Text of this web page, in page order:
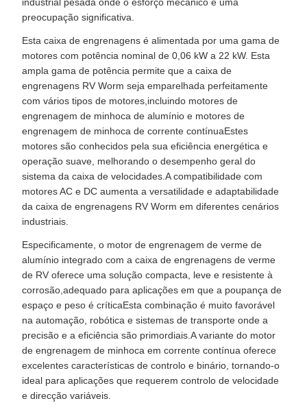
preocupação significativa.
Esta caixa de engrenagens é alimentada por uma gama de
motores com potência nominal de 0,06 kW a 22 kW. Esta
ampla gama de potência permite que a caixa de
engrenagens RV Worm seja emparelhada perfeitamente
com vários tipos de motores,incluindo motores de
engrenagem de minhoca de alumínio e motores de
engrenagem de minhoca de corrente contínuaEstes
motores são conhecidos pela sua eficiência energética e
operação suave, melhorando o desempenho geral do
sistema da caixa de velocidades.A compatibilidade com
motores AC e DC aumenta a versatilidade e adaptabilidade
da caixa de engrenagens RV Worm em diferentes cenários
industriais.
Especificamente, o motor de engrenagem de verme de
alumínio integrado com a caixa de engrenagens de verme
de RV oferece uma solução compacta, leve e resistente à
corrosão,adequado para aplicações em que a poupança de
espaço e peso é críticaEsta combinação é muito favorável
na automação, robótica e sistemas de transporte onde a
precisão e a eficiência são primordiais.A variante do motor
de engrenagem de minhoca em corrente contínua oferece
excelentes características de controlo e binário, tornando-o
ideal para aplicações que requerem controlo de velocidade
e direcção variáveis.